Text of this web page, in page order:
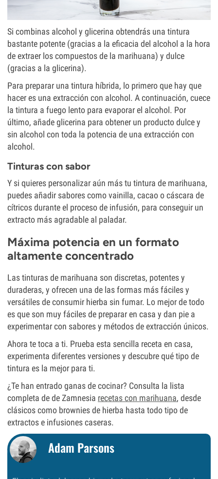
Si combinas alcohol y glicerina obtendrás una tintura
bastante potente (gracias a la eficacia del alcohol a la hora
de extraer los compuestos de la marihuana) y dulce
(gracias a la glicerina).
Para preparar una tintura híbrida, lo primero que hay que
hacer es una extracción con alcohol. A continuación, cuece
la tintura a fuego lento para evaporar el alcohol. Por
último, añade glicerina para obtener un producto dulce y
sin alcohol con toda la potencia de una extracción con
alcohol.
Tinturas con sabor
Y si quieres personalizar aún más tu tintura de marihuana,
puedes añadir sabores como vainilla, cacao o cáscara de
cítricos durante el proceso de infusión, para conseguir un
extracto más agradable al paladar.
Máxima potencia en un formato
altamente concentrado
Las tinturas de marihuana son discretas, potentes y
duraderas, y ofrecen una de las formas más fáciles y
versátiles de consumir hierba sin fumar. Lo mejor de todo
es que son muy fáciles de preparar en casa y dan pie a
experimentar con sabores y métodos de extracción únicos.
Ahora te toca a ti. Prueba esta sencilla receta en casa,
experimenta diferentes versiones y descubre qué tipo de
tintura es la mejor para ti.
¿Te han entrado ganas de cocinar? Consulta la lista
completa de de Zamnesia recetas con marihuana, desde
clásicos como brownies de hierba hasta todo tipo de
extractos e infusiones caseras.
Adam Parsons